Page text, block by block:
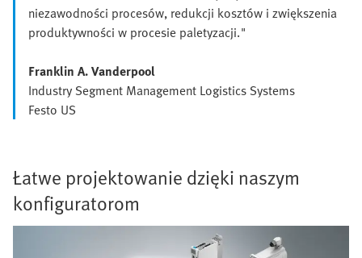
niezawodności procesów, redukcji kosztów i zwiększenia
produktywności w procesie paletyzacji."
Franklin A. Vanderpool
Industry Segment Management Logistics Systems
Festo US
Łatwe projektowanie dzięki naszym
konfiguratorom